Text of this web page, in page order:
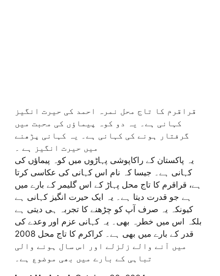
قراقرم کا تاج محل نمرہ احمد کی حیرت انگیز
کہانی ہے۔ یہ دو کوہ پیماؤں کی محبت میں
گرفتار ہونے کی کہانی ہے۔ یہ کہانی پڑھنے
میں حیرت انگیز ہے ۔
یہ پاکستان کے راکاپوشی پہاڑوں میں کوہ پیماؤں کی
کہانی ہے۔ جیسا کہ نام اس کہانی کی عکاسی کرتا
ہے، قراقرم کا تاج محل پہاڑ کے اس گلیمر کے بارے میں
ہے جو قدرت دیتا ہے۔ یہ ایک حیرت انگیز کہانی ہے
کیونکہ یہ صرف آپ کو چڑھنے کا تجربہ ہی دیتی ہے
بلکہ اس میں خطرہ بھی۔ یہ کہانی عزم اور وعدے کی
قدر کے بارے میں بھی ہے۔ کراکرم کا تاج محل 2008
میں آنے والے زلزلے اور اس سال ہونے والی
تباہی کے بارے میں بھی موضوع ہے۔